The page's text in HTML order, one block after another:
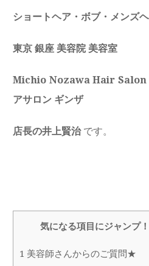
ショートヘア・ボブ・メンズ
東京 銀座 美容院 美容室
Michio Nozawa Hair Salon
アサロン ギンザ
店長の井上賢治 です。
気になる項目にジャンプ！
1 美容師さんからのご質問★